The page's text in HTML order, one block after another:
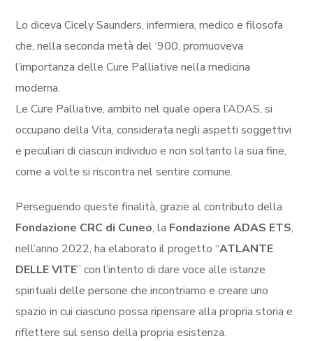
Lo diceva Cicely Saunders, infermiera, medico e filosofa
che, nella seconda metà del ‘900, promuoveva
l’importanza delle Cure Palliative nella medicina
moderna.
Le Cure Palliative, ambito nel quale opera l’ADAS, si
occupano della Vita, considerata negli aspetti soggettivi
e peculiari di ciascun individuo e non soltanto la sua fine,
come a volte si riscontra nel sentire comune.
Perseguendo queste finalità, grazie al contributo della
Fondazione CRC di Cuneo, la Fondazione ADAS ETS,
nell’anno 2022, ha elaborato il progetto “ATLANTE
DELLE VITE” con l’intento di dare voce alle istanze
spirituali delle persone che incontriamo e creare uno
spazio in cui ciascuno possa ripensare alla propria storia e
riflettere sul senso della propria esistenza.